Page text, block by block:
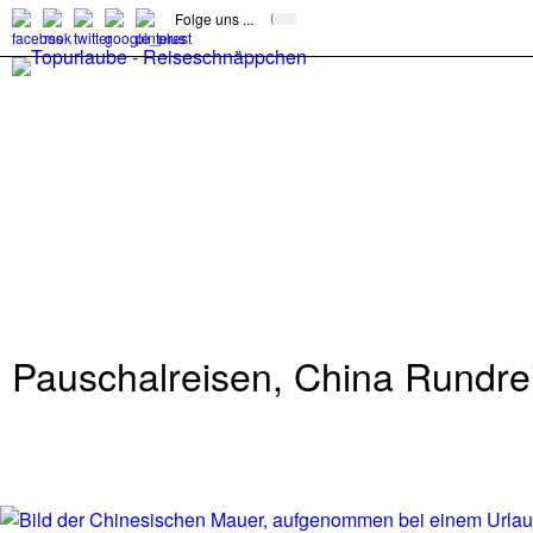
Folge uns ...
Pauschalreisen, China